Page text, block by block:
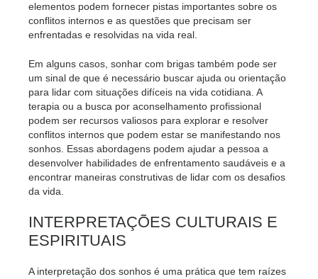
elementos podem fornecer pistas importantes sobre os
conflitos internos e as questões que precisam ser
enfrentadas e resolvidas na vida real.
Em alguns casos, sonhar com brigas também pode ser
um sinal de que é necessário buscar ajuda ou orientação
para lidar com situações difíceis na vida cotidiana. A
terapia ou a busca por aconselhamento profissional
podem ser recursos valiosos para explorar e resolver
conflitos internos que podem estar se manifestando nos
sonhos. Essas abordagens podem ajudar a pessoa a
desenvolver habilidades de enfrentamento saudáveis e a
encontrar maneiras construtivas de lidar com os desafios
da vida.
INTERPRETAÇÕES CULTURAIS E
ESPIRITUAIS
A interpretação dos sonhos é uma prática que tem raízes